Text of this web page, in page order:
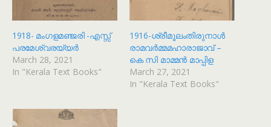
1918- മംഗളമഞ്ജരി -എസ്സ്
പരമേശ്വരയ്യര്‍
March 28, 2021
In "Kerala Text Books"
1916-ശ്രീമൂലംതിരുനാള്‍
രാമവര്‍മ്മമഹാരാജാവ് –
കെ സി മാമ്മന്‍ മാപ്പിള
March 27, 2021
In "Kerala Text Books"